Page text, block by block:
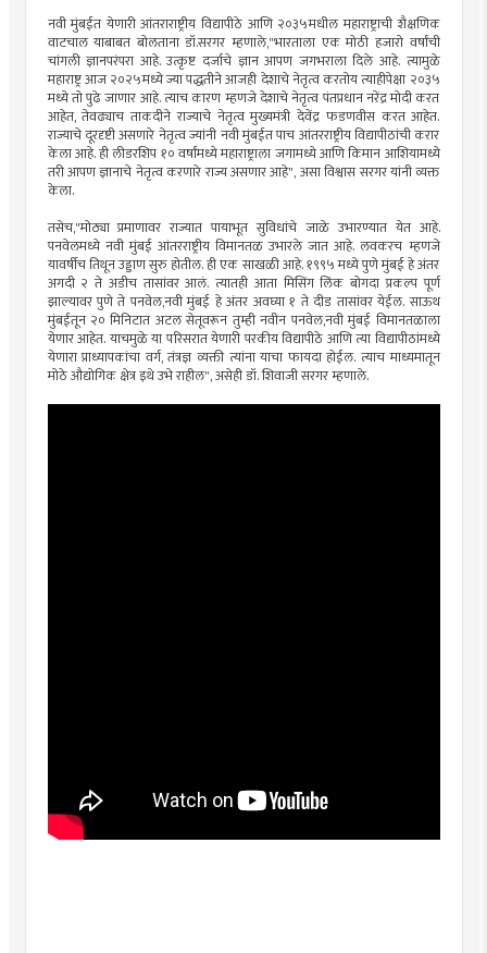
नवी मुंबईत येणारी आंतराराष्ट्रीय विद्यापीठे आणि २०३५मधील महाराष्ट्राची शैक्षणिक
वाटचाल याबाबत बोलताना डॉ.सरगर म्हणाले,"भारताला एक मोठी हजारो वर्षांची
चांगली ज्ञानपरंपरा आहे. उत्कृष्ट दर्जाचे ज्ञान आपण जगभराला दिले आहे. त्यामुळे
महाराष्ट्र आज २०२५मध्ये ज्या पद्धतीने आजही देशाचे नेतृत्व करतोय त्याहीपेक्षा २०३५
मध्ये तो पुढे जाणार आहे. त्याच कारण म्हणजे देशाचे नेतृत्व पंतप्रधान नरेंद्र मोदी करत
आहेत, तेवढ्याच ताकदीने राज्याचे नेतृत्व मुख्यमंत्री देवेंद्र फडणवीस करत आहेत.
राज्याचे दूरदृष्टी असणारे नेतृत्व ज्यांनी नवी मुंबईत पाच आंतरराष्ट्रीय विद्यापीठांची करार
केला आहे. ही लीडरशिप १० वर्षांमध्ये महाराष्ट्राला जगामध्ये आणि किमान आशियामध्ये
तरी आपण ज्ञानाचे नेतृत्व करणारे राज्य असणार आहे", असा विश्वास सरगर यांनी व्यक्त
केला.
तसेच,"मोठ्या प्रमाणावर राज्यात पायाभूत सुविधांचे जाळे उभारण्यात येत आहे.
पनवेलमध्ये नवी मुंबई आंतरराष्ट्रीय विमानतळ उभारले जात आहे. लवकरच म्हणजे
यावर्षीच तिथून उड्डाण सुरु होतील. ही एक साखळी आहे. १९९५ मध्ये पुणे मुंबई हे अंतर
अगदी २ ते अडीच तासांवर आलं. त्यातही आता मिसिंग लिंक बोगदा प्रकल्प पूर्ण
झाल्यावर पुणे ते पनवेल,नवी मुंबई हे अंतर अवघ्या १ ते दीड तासांवर येईल. साऊथ
मुंबईतून २० मिनिटात अटल सेतूवरून तुम्ही नवीन पनवेल,नवी मुंबई विमानतळाला
येणार आहेत. याचमुळे या परिसरात येणारी परकीय विद्यापीठे आणि त्या विद्यापीठांमध्ये
येणारा प्राध्यापकांचा वर्ग, तंत्रज्ञ व्यक्ती त्यांना याचा फायदा होईल. त्याच माध्यमातून
मोठे औद्योगिक क्षेत्र इथे उभे राहील", असेही डॉ. शिवाजी सरगर म्हणाले.